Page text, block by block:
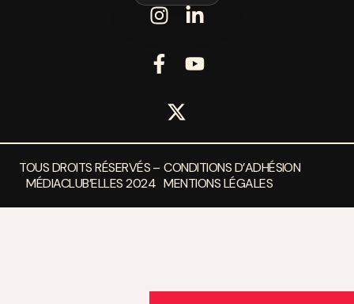
TOUS DROITS RÉSERVÉS –
MÉDIACLUB’ELLES 2024
CONDITIONS D’ADHÉSION
MENTIONS LÉGALES